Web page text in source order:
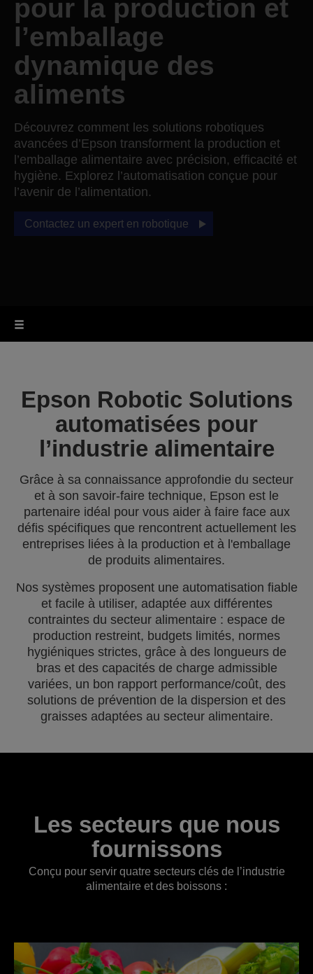
pour la production et
l’emballage
dynamique des
aliments
Découvrez comment les solutions robotiques
avancées d’Epson transforment la production et
l’emballage alimentaire avec précision, efficacité et
hygiène. Explorez l’automatisation conçue pour
l’avenir de l’alimentation.
Contactez un expert en robotique
Epson Robotic Solutions
automatisées pour
l’industrie alimentaire
Grâce à sa connaissance approfondie du secteur
et à son savoir-faire technique, Epson est le
partenaire idéal pour vous aider à faire face aux
défis spécifiques que rencontrent actuellement les
entreprises liées à la production et à l'emballage
de produits alimentaires.
Nos systèmes proposent une automatisation fiable
et facile à utiliser, adaptée aux différentes
contraintes du secteur alimentaire : espace de
production restreint, budgets limités, normes
hygiéniques strictes, grâce à des longueurs de
bras et des capacités de charge admissible
variées, un bon rapport performance/coût, des
solutions de prévention de la dispersion et des
graisses adaptées au secteur alimentaire.
Les secteurs que nous
fournissons
Conçu pour servir quatre secteurs clés de l’industrie
alimentaire et des boissons :